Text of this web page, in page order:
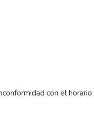
con el